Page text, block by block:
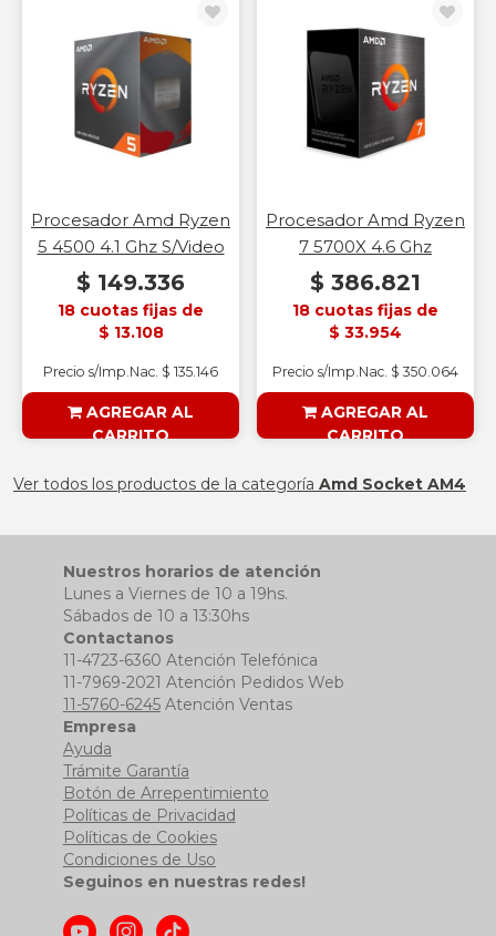
Procesador Amd Ryzen
5 4500 4.1 Ghz S/Video
$ 149.336
18 cuotas fijas de
$ 13.108
Precio s/Imp.Nac. $ 135.146
AGREGAR AL
CARRITO
Procesador Amd Ryzen
7 5700X 4.6 Ghz
$ 386.821
18 cuotas fijas de
$ 33.954
Precio s/Imp.Nac. $ 350.064
AGREGAR AL
CARRITO
Ver todos los productos de la categoría Amd Socket AM4
Nuestros horarios de atención
Lunes a Viernes de 10 a 19hs.
Sábados de 10 a 13:30hs
Contactanos
11-4723-6360 Atención Telefónica
11-7969-2021 Atención Pedidos Web
11-5760-6245Atención Ventas
Empresa
Ayuda
Trámite Garantía
Botón de Arrepentimiento
Políticas de Privacidad
Políticas de Cookies
Condiciones de Uso
Seguinos en nuestras redes!